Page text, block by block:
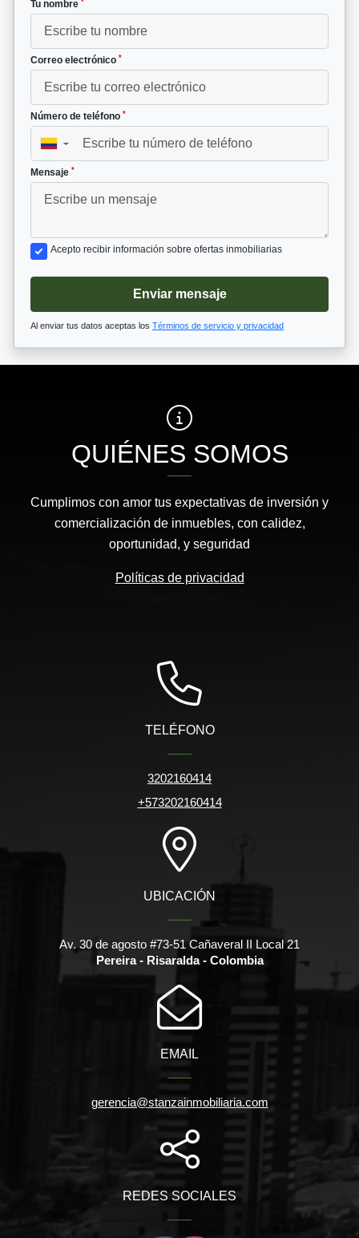
Tu nombre
Correo electrónico *
Número de teléfono *
▼
Mensaje *
Acepto recibir información sobre ofertas inmobiliarias
Enviar mensaje
Al enviar tus datos aceptas los Términos de servicio y privacidad
QUIÉNES SOMOS
Cumplimos con amor tus expectativas de inversión y
comercialización de inmuebles, con calidez,
oportunidad, y seguridad
Políticas de privacidad
TELÉFONO
3202160414
+573202160414
UBICACIÓN
Av. 30 de agosto #73-51 Cañaveral II Local 21
Pereira - Risaralda - Colombia
EMAIL
gerencia@stanzainmobiliaria.com
REDES SOCIALES